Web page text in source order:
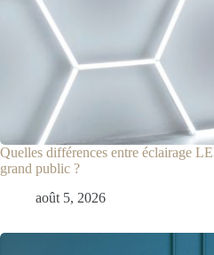
Quelles différences entre éclairage
grand public ?
août 5, 2026